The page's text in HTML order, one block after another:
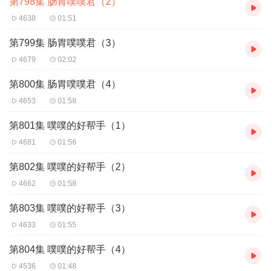
4638 01:51
第799集 肠胃噗噗君（3）
4679 02:02
第800集 肠胃噗噗君（4）
4653 01:58
第801集 噗噗的好帮手（1）
4681 01:56
第802集 噗噗的好帮手（2）
4662 01:58
第803集 噗噗的好帮手（3）
4633 01:55
第804集 噗噗的好帮手（4）
4536 01:48